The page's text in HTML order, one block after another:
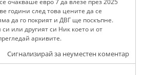
очакваше евро 7 да влезе през 2025
години след това цените да се
да го покрият и ДВГ ще поскъпне.
или другият си Ник което и от
архивите.
Сигнализирай за неуместен коментар